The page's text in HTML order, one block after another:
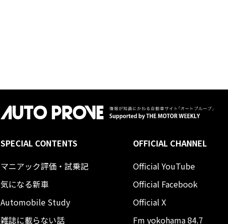
SPECIAL CONTENTS
マニアック評価・試乗記
気になる新車
Automobile Study
雑誌に載らない話
OFFICIAL CHANNEL
Official YouTube
Official Facebook
Official X
Fm yokohama 84.7